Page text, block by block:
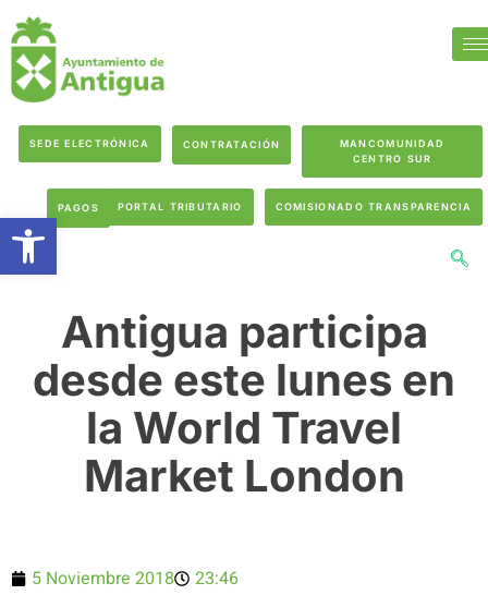
SEDE ELECTRÓNICA CONTRATACIÓN
MANCOMUNIDAD
CENTRO SUR
PAGOS PORTAL TRIBUTARIO COMISIONADO TRANSPARENCIA
Antigua participa
desde este lunes en
la World Travel
Market London
5 Noviembre 2018 23:46
Abrir barra de herramientas